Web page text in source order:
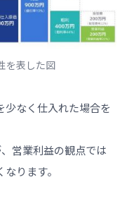
を表した図
少なく仕入れた場合を
営業利益の観点では
ります。